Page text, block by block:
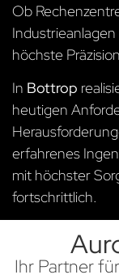
Ob
höchste
In Bottrop
heutigen
erfahrenes
mit höchster
fortschrittlich.
Ihr Partner